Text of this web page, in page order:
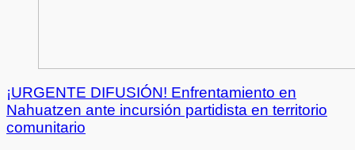
¡URGENTE DIFUSIÓN! Enfrentamiento en
Nahuatzen ante incursión partidista en territorio
comunitario